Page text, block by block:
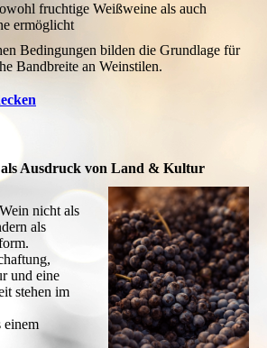
fruchtige Weißweine als auch
ermöglicht
Bedingungen bilden die Grundlage für
Bandbreite an Weinstilen.
als Ausdruck von Land & Kultur
nicht als
als
und eine
stehen im
einem